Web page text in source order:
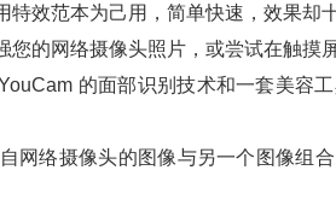
特效范本为己用，简单快速，效果却
的网络摄像头照片，或尝试在触摸
的面部识别技术和一套美容
网络摄像头的图像与另一个图像组